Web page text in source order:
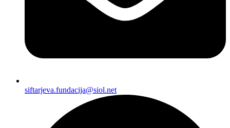
siftarjeva.fundacija@siol.net